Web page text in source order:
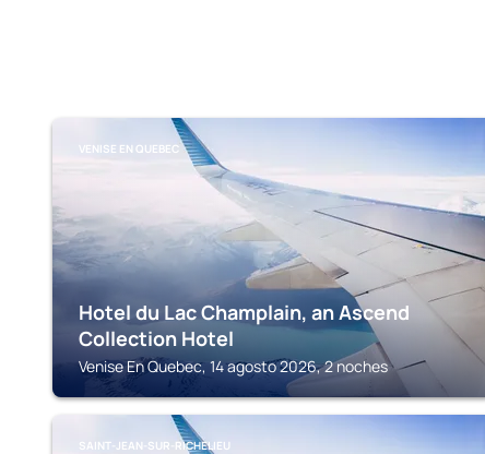
VENISE EN QUEBEC
Hotel du Lac Champlain, an Ascend
Collection Hotel
Venise En Quebec, 14 agosto 2026, 2 noches
SAINT-JEAN-SUR-RICHELIEU